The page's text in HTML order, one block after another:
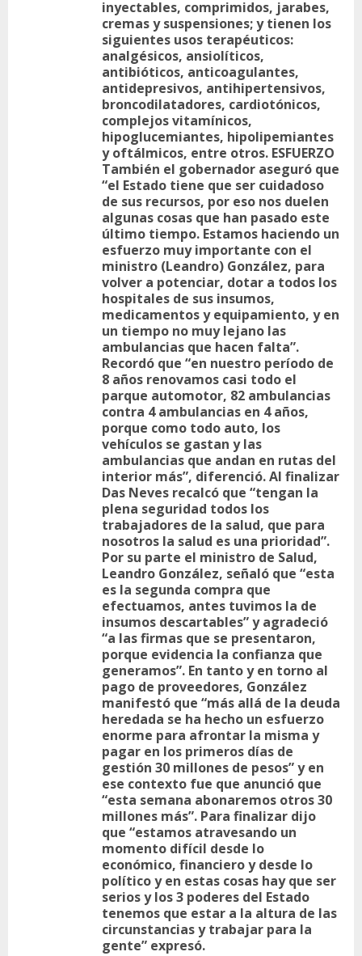
inyectables, comprimidos, jarabes,
cremas y suspensiones; y tienen los
siguientes usos terapéuticos:
analgésicos, ansiolíticos,
antibióticos, anticoagulantes,
antidepresivos, antihipertensivos,
broncodilatadores, cardiotónicos,
complejos vitamínicos,
hipoglucemiantes, hipolipemiantes
y oftálmicos, entre otros. ESFUERZO
También el gobernador aseguró que
“el Estado tiene que ser cuidadoso
de sus recursos, por eso nos duelen
algunas cosas que han pasado este
último tiempo. Estamos haciendo un
esfuerzo muy importante con el
ministro (Leandro) González, para
volver a potenciar, dotar a todos los
hospitales de sus insumos,
medicamentos y equipamiento, y en
un tiempo no muy lejano las
ambulancias que hacen falta”.
Recordó que “en nuestro período de
8 años renovamos casi todo el
parque automotor, 82 ambulancias
contra 4 ambulancias en 4 años,
porque como todo auto, los
vehículos se gastan y las
ambulancias que andan en rutas del
interior más”, diferenció. Al finalizar
Das Neves recalcó que “tengan la
plena seguridad todos los
trabajadores de la salud, que para
nosotros la salud es una prioridad”.
Por su parte el ministro de Salud,
Leandro González, señaló que “esta
es la segunda compra que
efectuamos, antes tuvimos la de
insumos descartables” y agradeció
“a las firmas que se presentaron,
porque evidencia la confianza que
generamos”. En tanto y en torno al
pago de proveedores, González
manifestó que “más allá de la deuda
heredada se ha hecho un esfuerzo
enorme para afrontar la misma y
pagar en los primeros días de
gestión 30 millones de pesos” y en
ese contexto fue que anunció que
“esta semana abonaremos otros 30
millones más”. Para finalizar dijo
que “estamos atravesando un
momento difícil desde lo
económico, financiero y desde lo
político y en estas cosas hay que ser
serios y los 3 poderes del Estado
tenemos que estar a la altura de las
circunstancias y trabajar para la
gente” expresó.